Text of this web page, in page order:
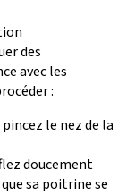
des
avec les
:
pincez le nez de la
doucement
sa poitrine se